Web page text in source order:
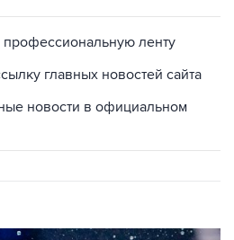
профессиональную ленту
главных новостей сайта
новости в официальном